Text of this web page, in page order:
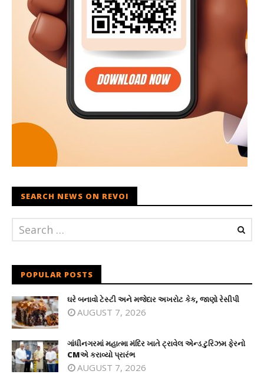
SEARCH NEWS ON REVOI
POPULAR POSTS
ઘરે બનાવો ટેસ્ટી અને મજેદાર અખરોટ કેક, જાણો રેસીપી
AUGUST 7, 2026
ગાંધીનગરમાં મહાત્મા મંદિર ખાતે ટ્રાવેલ એન્ડ ટુરિઝમ ફેરનો
CMએ કરાવ્યો પ્રારંભ
AUGUST 7, 2026